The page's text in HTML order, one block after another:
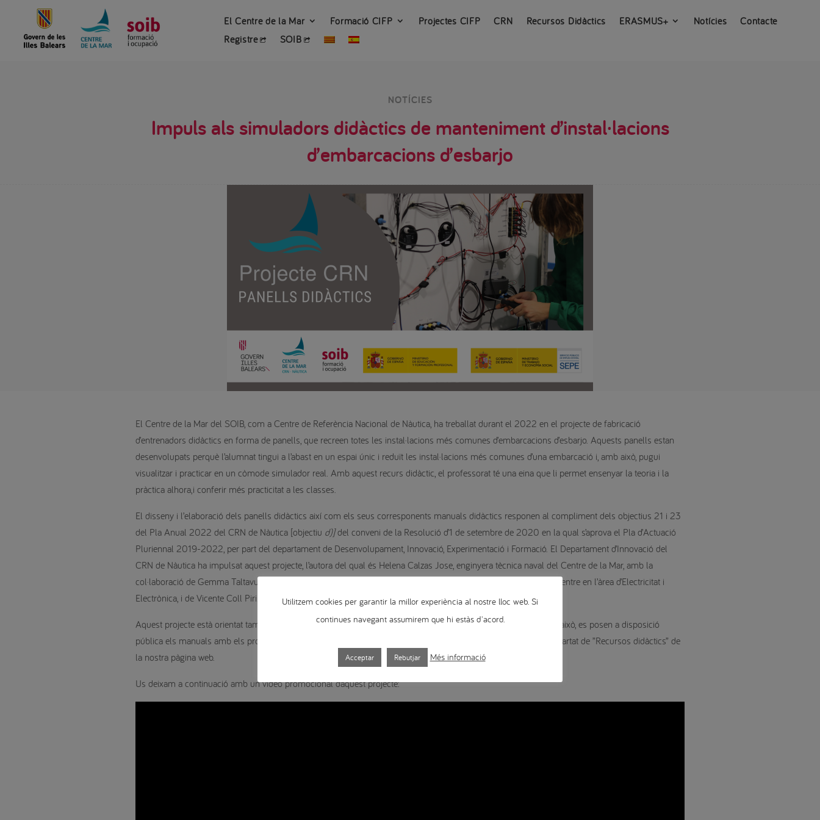
El Centre de la Mar Formació CIFP Projectes CIFP CRN Recursos Didàctics ERASMUS+ Notícies
Contacte
Registre
SOIB
NOTÍCIES
Impuls als simuladors didàctics de manteniment d’instal·lacions
d’embarcacions d’esbarjo
El Centre de la Mar del SOIB, com a Centre de Referència Nacional de Nàutica, ha treballat durant el 2022 en el projecte de fabricació
d’entrenadors didàctics en forma de panells, que recreen totes les instal·lacions més comunes d’embarcacions d’esbarjo. Aquests panells estan
desenvolupats perquè l’alumnat tingui a l’abast en un espai únic i reduït les instal·lacions més comunes d’una embarcació i, amb això, pugui
visualitzar i practicar en un còmode simulador real. Amb aquest recurs didàctic, el professorat té una eina que li permet ensenyar la teoria i la
pràctica alhora,i conferir més practicitat a les classes.
El disseny i l’elaboració dels panells didàctics així com els seus corresponents manuals didàctics responen al compliment dels objectius 21 i 23
del Pla Anual 2022 del CRN de Nàutica [objectiu d)]del conveni de la Resolució d’1 de setembre de 2020 en la qual s’aprova el Pla d’Actuació
Pluriennal 2019-2022, per part del departament de Desenvolupament, Innovació, Experimentació i Formació. El Departament d’Innovació del
CRN de Nàutica ha impulsat aquest projecte, l’autora del qual és Helena Calzas Jose, enginyera tècnica naval del Centre de la Mar, amb la
col·laboració de Gemma Taltavull Carreras, enginyera tècnica electrònica industrial; Cristina Llabrés, docent del centre en l’àrea d’Electricitat i
Electrònica, i de Vicente Coll Piris, tècnic de manteniment de tallers del CRN.
Aquest projecte està orientat també al fet que els panells puguin ser replicats en qualsevol centre educatiu i, per això, es posen a disposició
pública els manuals amb els processos de muntatge. Els manuals didàctics dels panells els podeu trobar en l’apartat de ”Recursos didàctics” de
la nostra pàgina web.
Us deixam a continuació amb un vídeo promocional d’aquest projecte:
Utilitzem cookies per garantir la millor experiència al nostre lloc web. Si
continues navegant assumirem que hi estàs d'acord.
Acceptar Rebutjar Més informació